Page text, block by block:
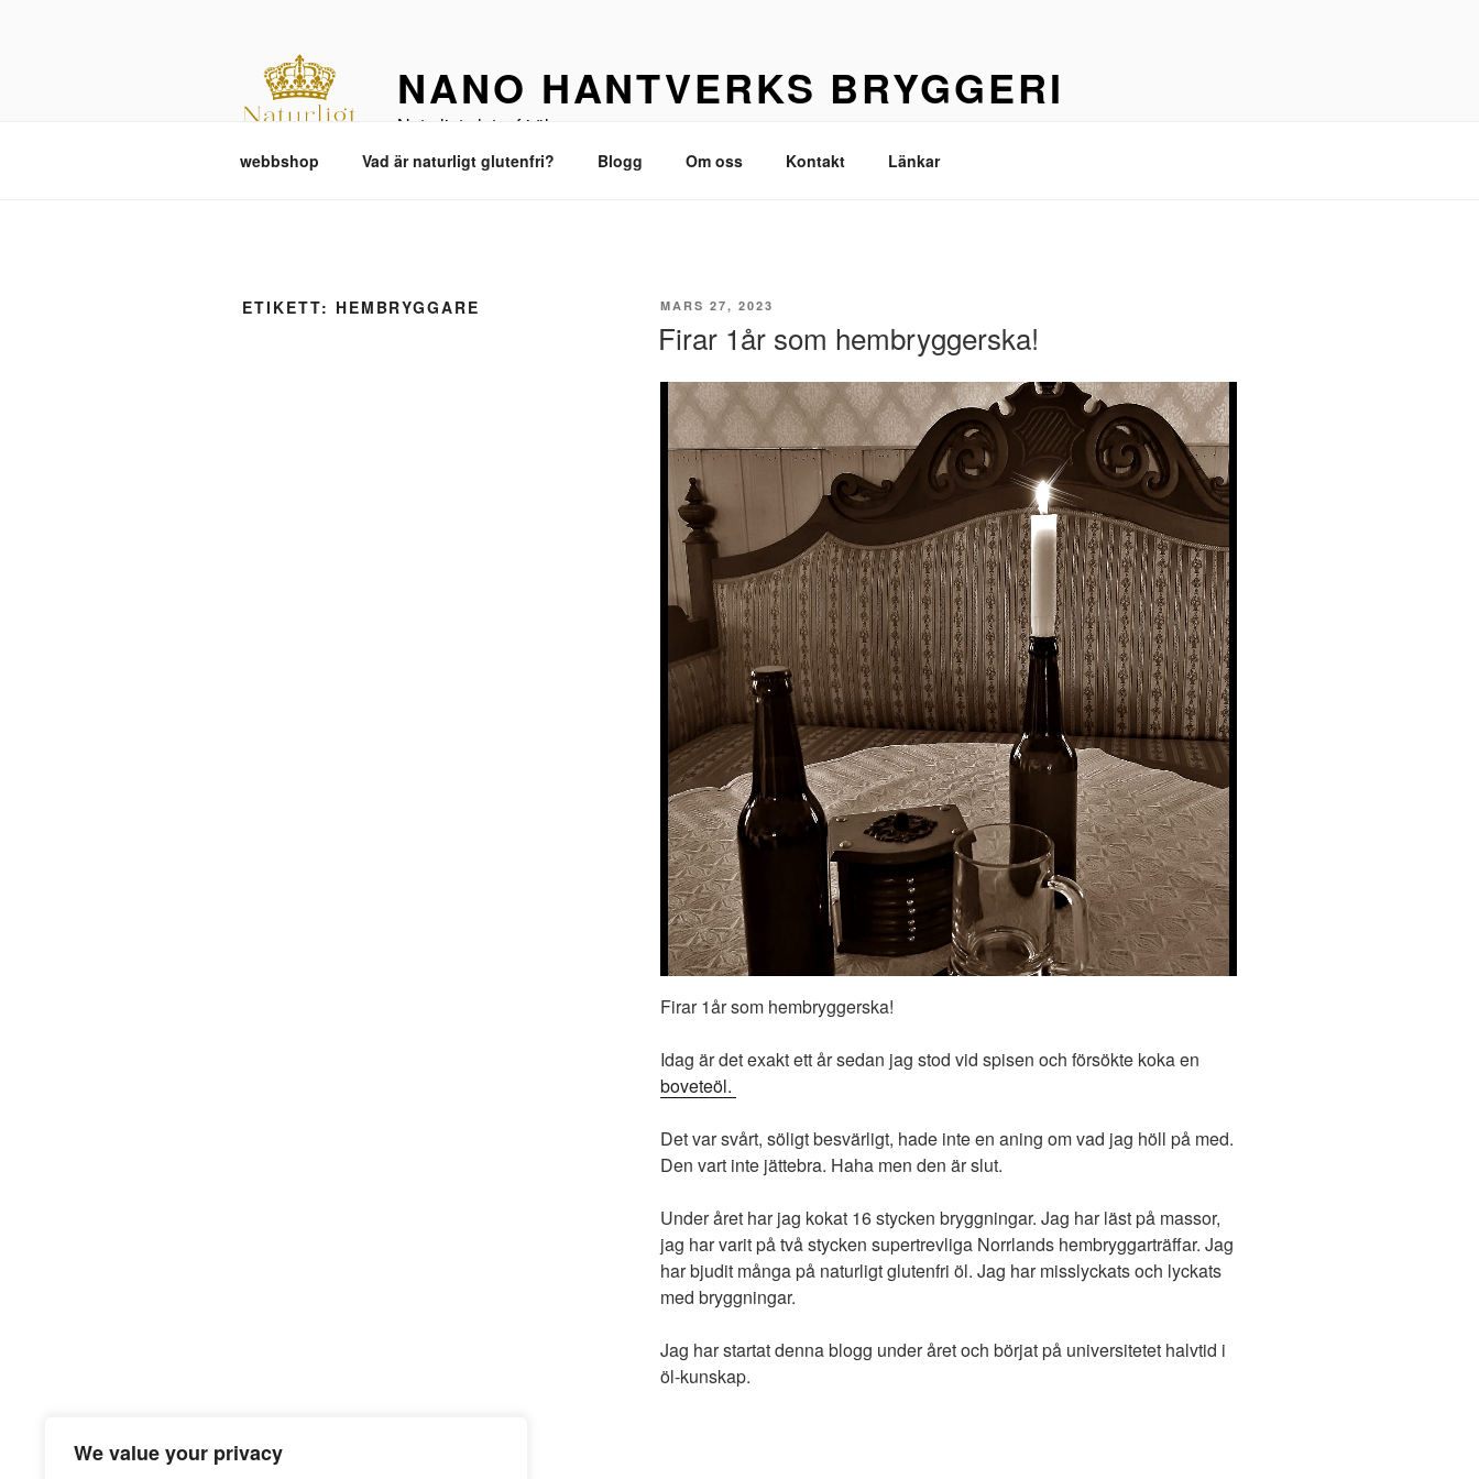
We value your privacy
NANO HANTVERKS BRYGGERI
Naturligt glutenfri öl
webbshop Vad är naturligt glutenfri? Blogg Om oss Kontakt Länkar
ETIKETT: HEMBRYGGARE PUBLICERAT
MARS 27, 2023
Firar 1år som hembryggerska!
Firar 1år som hembryggerska!
Idag är det exakt ett år sedan jag stod vid spisen och försökte koka en
boveteöl.
Det var svårt, söligt besvärligt, hade inte en aning om vad jag höll på med.
Den vart inte jättebra. Haha men den är slut.
Under året har jag kokat 16 stycken bryggningar. Jag har läst på massor,
jag har varit på två stycken supertrevliga Norrlands hembryggarträffar. Jag
har bjudit många på naturligt glutenfri öl. Jag har misslyckats och lyckats
med bryggningar.
Jag har startat denna blogg under året och börjat på universitetet halvtid i
öl-kunskap.